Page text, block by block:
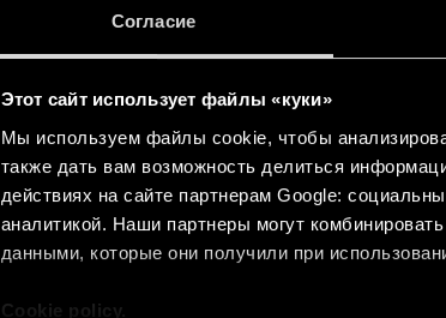
Согласие
Этот сайт использует файлы «куки»
Мы используем файлы cookie, чтобы
также дать вам возможность делиться
действиях на сайте партнерам Google:
аналитикой. Наши партнеры могут
данными, которые они получили при
Cookie policy.